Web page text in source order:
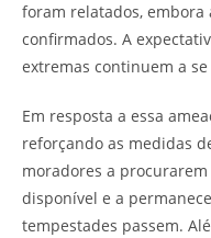
foram relatados,
confirmados. A
extremas continuem a
Em resposta a essa
reforçando as medidas
moradores a
disponível e a
tempestades passem.